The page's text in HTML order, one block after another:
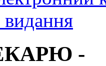
видання
-